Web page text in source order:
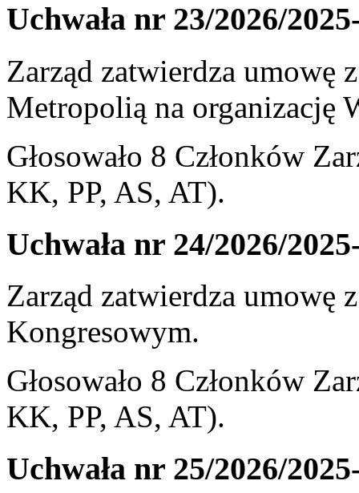
Uchwała nr 23/2026/
Zarząd zatwierdza umowę
Metropolią na organizację
Głosowało 8 Członków
KK, PP, AS, AT).
Uchwała nr 24/2026/
Zarząd zatwierdza umowę
Kongresowym.
Głosowało 8 Członków
KK, PP, AS, AT).
Uchwała nr 25/2026/